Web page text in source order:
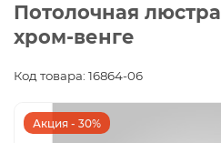
Потолочная
хром-венге
Код товара: 16864-06
Акция - 30%